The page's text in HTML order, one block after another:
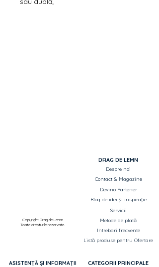
Copyright Drag de Lemn
Toate drepturile rezervate.
DRAG DE LEMN
Despre noi
Contact & Magazine
Devino Partener
Blog de idei și inspirație
Servicii
Metode de plată
Intrebari frecvente
Listă produse pentru Ofertare
ASISTENȚĂ ȘI INFORMAȚII CATEGORII PRINCIPALE